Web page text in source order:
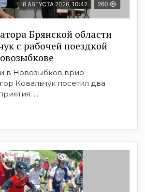
8 АВГУСТА 2026, 10:42 260
Брянской области
с рабочей поездкой
в Новозыбков врио
Ковальчук посетил два
...